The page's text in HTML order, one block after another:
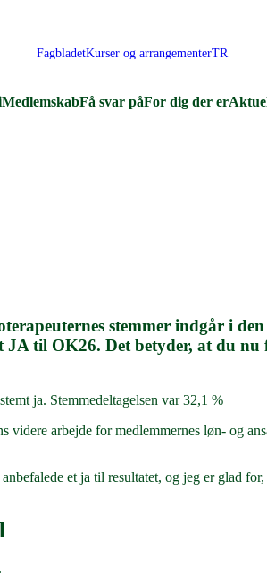
FagbladetKurser og arrangementerTR
MedlemskabFå svar påFor dig der er
stemmer indgår i
til OK26. Det betyder, at du
ja. Stemmedeltagelsen var 32,1 %
arbejde for medlemmernes løn- og
et ja til resultatet, og jeg er glad